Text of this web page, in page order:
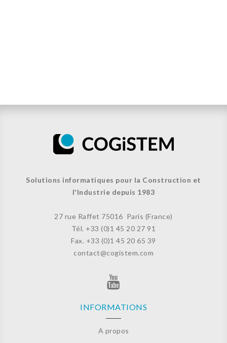
Solutions informatiques pour la Construction et
l'Industrie depuis 1983
27 rue Raffet 75016 Paris (France)
Tél. +33 (0)1 45 20 27 91
Fax. +33 (0)1 45 20 65 39
contact@cogistem.com
INFORMATIONS
A propos